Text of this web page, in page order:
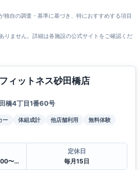
自の調査・基準に基づき、特におすすめする項目
りません。詳細は各施設の公式サイトをご確認くだ
ィットネス砂田橋店
橋4丁目1番60号
ー 体組成計 他店舗利用
無料体験
平日 10:00〜13:00・14:00〜20:30
定休日
毎月15日